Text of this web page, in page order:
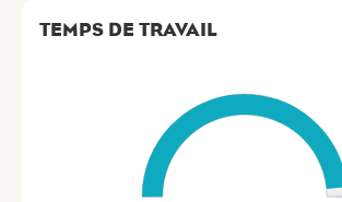
TEMPS DE TRAVAIL